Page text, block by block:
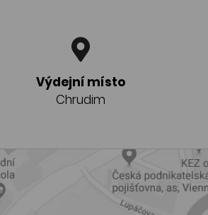
Výdejní místo
Chrudim